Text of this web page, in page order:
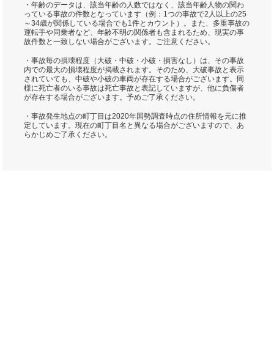
・年齢のデータは、該当年齢の人数ではなく、該当年齢人物の関わ
っている事故の件数となっています（例：1つの事故で2人以上の25
～34歳が関係している場合でも1件とカウント）。また、多重事故の
運転手や同乗者など、年齢不明の関係者も含まれるため、現実の事
故件数と一致しない場合がございます。ご注意ください。
・事故毎の損壊程度（大破・中破・小破・損害なし）は、その事故
内での最大の損壊程度が掲載されます。そのため、大破事故と表示
されていても、中破や小破の車両が存在する場合がございます。同
様に死亡者のいる事故は死亡事故と表記していますが、他に負傷者
が存在する場合がございます。予めご了承ください。
・事故発生地点の町丁目は2020年国勢調査時点の住所情報を元に推
定しています。現在の町丁目名と異なる場合がございますので、あ
らかじめご了承ください。